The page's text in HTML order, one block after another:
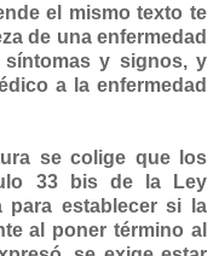
el mismo texto te
de una enfermedad
y signos, y
a la enfermedad
se colige que los
33 bis de la Ley
para establecer si la
al poner término al